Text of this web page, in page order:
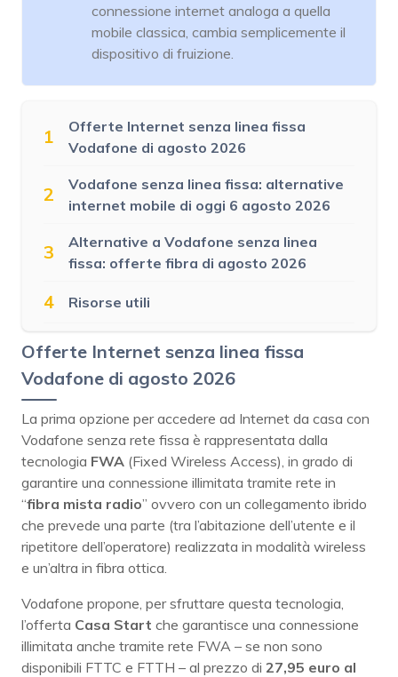
connessione internet analoga a quella
mobile classica, cambia semplicemente il
dispositivo di fruizione.
1
Offerte Internet senza linea fissa
Vodafone di agosto 2026
2
Vodafone senza linea fissa: alternative
internet mobile di oggi 6 agosto 2026
3
Alternative a Vodafone senza linea
fissa: offerte fibra di agosto 2026
4 Risorse utili
Offerte Internet senza linea fissa
Vodafone di agosto 2026
La prima opzione per accedere ad Internet da casa con
Vodafone senza rete fissa è rappresentata dalla
tecnologia FWA (Fixed Wireless Access), in grado di
garantire una connessione illimitata tramite rete in
“fibra mista radio” ovvero con un collegamento ibrido
che prevede una parte (tra l’abitazione dell’utente e il
ripetitore dell’operatore) realizzata in modalità wireless
e un’altra in fibra ottica.
Vodafone propone, per sfruttare questa tecnologia,
l’offerta Casa Start che garantisce una connessione
illimitata anche tramite rete FWA – se non sono
disponibili FTTC e FTTH – al prezzo di 27,95 euro al